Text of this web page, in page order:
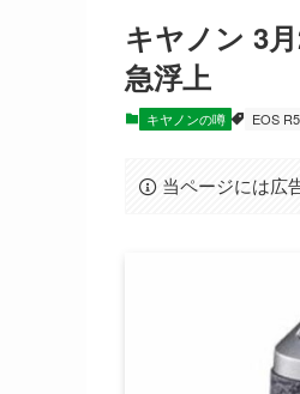
キヤノン 3
急浮上
キヤノンの噂 EOS
当ページには広